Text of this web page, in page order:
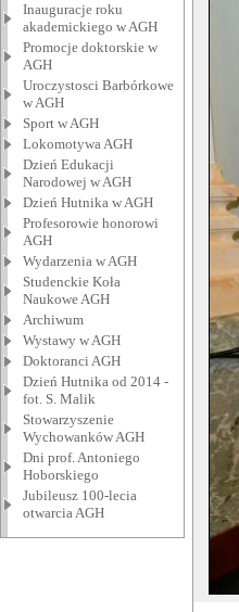
Inauguracje roku
akademickiego w AGH
Promocje doktorskie w
AGH
Uroczystosci Barbórkowe
w AGH
Sport w AGH
Lokomotywa AGH
Dzień Edukacji
Narodowej w AGH
Dzień Hutnika w AGH
Profesorowie honorowi
AGH
Wydarzenia w AGH
Studenckie Koła
Naukowe AGH
Archiwum
Wystawy w AGH
Doktoranci AGH
Dzień Hutnika od 2014 -
fot. S. Malik
Stowarzyszenie
Wychowanków AGH
Dni prof. Antoniego
Hoborskiego
Jubileusz 100-lecia
otwarcia AGH